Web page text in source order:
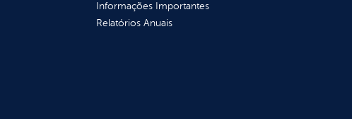
Informações Importantes
Relatórios Anuais